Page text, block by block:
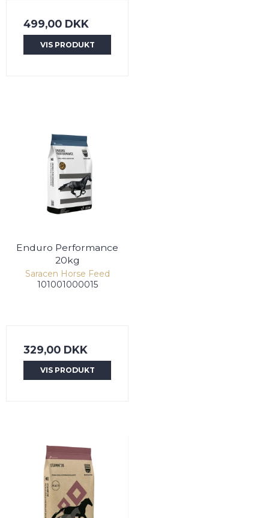
499,00 DKK
VIS PRODUKT
Enduro Performance
20kg
Saracen Horse Feed
101001000015
329,00 DKK
VIS PRODUKT